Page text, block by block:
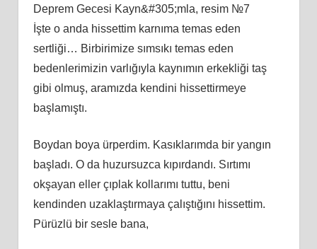
Deprem Gecesi Kayn&#305;mla, resim №7
İşte o anda hissettim karnıma temas eden
sertliği… Birbirimize sımsıkı temas eden
bedenlerimizin varlığıyla kaynımın erkekliği taş
gibi olmuş, aramızda kendini hissettirmeye
başlamıştı.
Boydan boya ürperdim. Kasıklarımda bir yangın
başladı. O da huzursuzca kıpırdandı. Sırtımı
okşayan eller çıplak kollarımı tuttu, beni
kendinden uzaklaştırmaya çalıştığını hissettim.
Pürüzlü bir sesle bana,